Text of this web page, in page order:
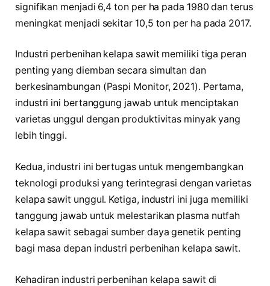
signifikan menjadi 6,4 ton per ha pada 1980 dan terus
meningkat menjadi sekitar 10,5 ton per ha pada 2017.
Industri perbenihan kelapa sawit memiliki tiga peran
penting yang diemban secara simultan dan
berkesinambungan (Paspi Monitor, 2021). Pertama,
industri ini bertanggung jawab untuk menciptakan
varietas unggul dengan produktivitas minyak yang
lebih tinggi.
Kedua, industri ini bertugas untuk mengembangkan
teknologi produksi yang terintegrasi dengan varietas
kelapa sawit unggul. Ketiga, industri ini juga memiliki
tanggung jawab untuk melestarikan plasma nutfah
kelapa sawit sebagai sumber daya genetik penting
bagi masa depan industri perbenihan kelapa sawit.
Kehadiran industri perbenihan kelapa sawit di